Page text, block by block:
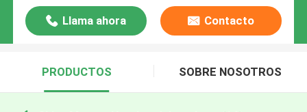
Llama ahora Contacto
PRODUCTOS SOBRE NOSOTROS